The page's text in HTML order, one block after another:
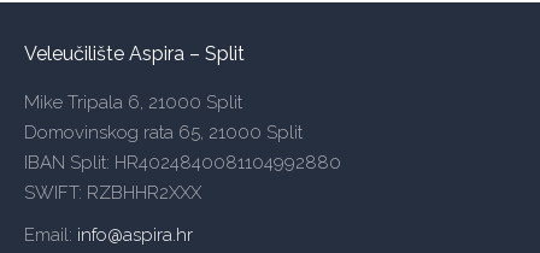
Veleučilište Aspira – Split
Mike Tripala 6, 21000 Split
Domovinskog rata 65, 21000 Split
IBAN Split: HR4024840081104992880
SWIFT: RZBHHR2XXX
Email: info@aspira.hr